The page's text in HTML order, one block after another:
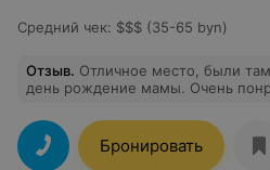
Средний чек: $$$ (35-65 byn)
Отзыв. Отличное место, были
день рождение мамы. Очень
Обслуживание на высоте,
приятный. Маме приподнесли тортик в
комплимента и поздравили.
Бронировать